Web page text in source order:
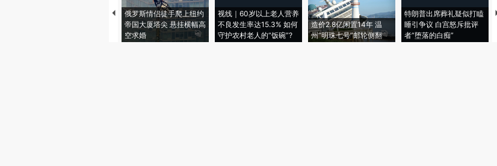
俄罗斯情侣徒手爬上纽约
帝国大厦塔尖 悬挂横幅高
空求婚
视线｜60岁以上老人营养
不良发生率达15.3% 如何
守护农村老人的“饭碗”?
造价2.8亿闲置14年 温
州“明珠七号”邮轮侧翻
特朗普出席葬礼疑似打瞌
睡引争议 白宫怒斥批评
者“堕落的白痴”